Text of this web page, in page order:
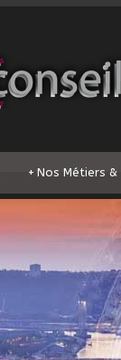
Nos Métiers
+